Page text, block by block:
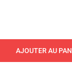
AJOUTER AU